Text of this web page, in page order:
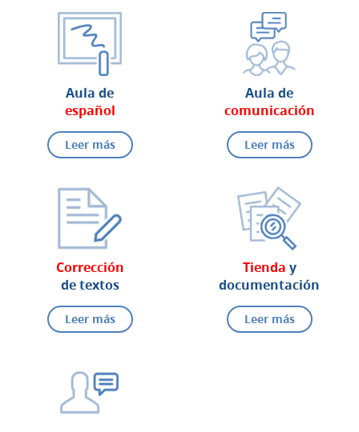
Aula de
español
Leer más
Aula de
comunicación
Leer más
Corrección
de textos
Leer más
Tienda y
documentación
Leer más